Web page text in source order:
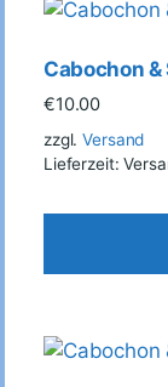
Cabochon
€10.00
zzgl.Versand
Lieferzeit: